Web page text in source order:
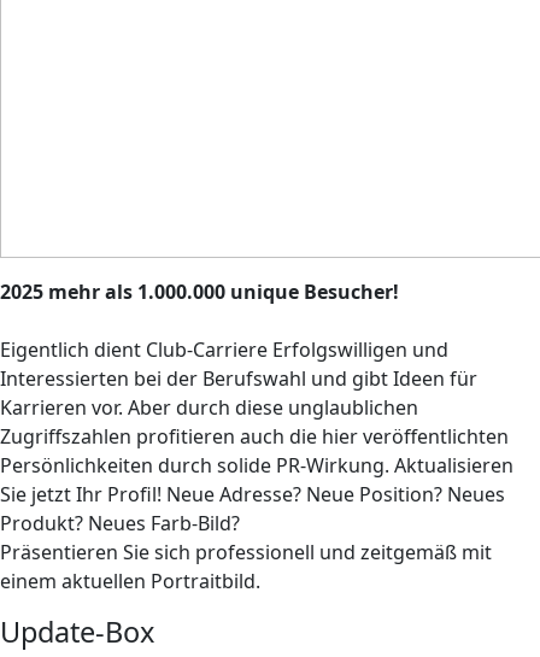
2025 mehr als 1.000.000 unique Besucher!
Eigentlich dient Club-Carriere Erfolgswilligen und
Interessierten bei der Berufswahl und gibt Ideen für
Karrieren vor. Aber durch diese unglaublichen
Zugriffszahlen profitieren auch die hier veröffentlichten
Persönlichkeiten durch solide PR-Wirkung. Aktualisieren
Sie jetzt Ihr Profil! Neue Adresse? Neue Position? Neues
Produkt? Neues Farb-Bild?
Präsentieren Sie sich professionell und zeitgemäß mit
einem aktuellen Portraitbild.
Update-Box